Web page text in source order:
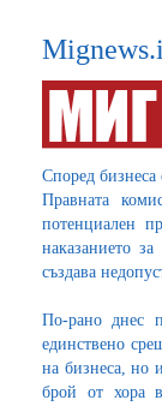
Според бизнеса
Правната
потенциален
наказанието
създава
По-рано днес
единствено
на бизнеса, но
брой от хора